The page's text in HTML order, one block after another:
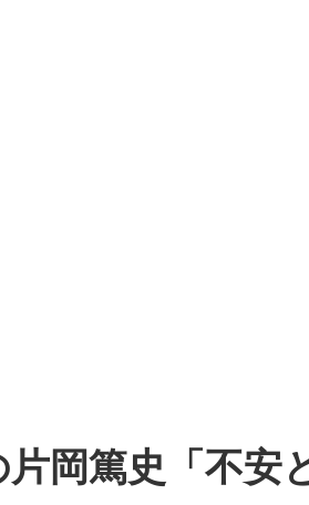
岡篤史「不安